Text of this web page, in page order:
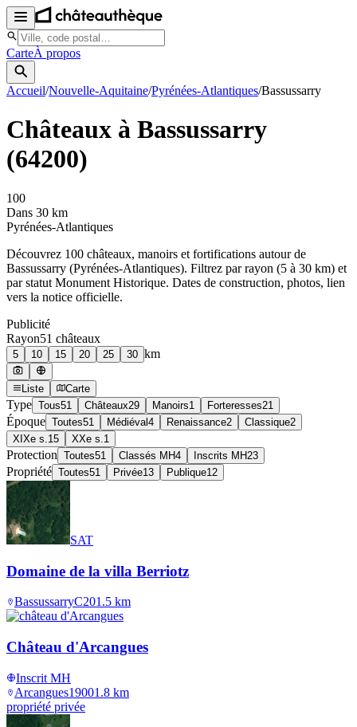
CarteÀ propos
Accueil/Nouvelle-Aquitaine/Pyrénées-Atlantiques/Bassussarry
Châteaux à Bassussarry
(64200)
100
Dans 30 km
Pyrénées-Atlantiques
Découvrez 100 châteaux, manoirs et fortifications autour de
Bassussarry (Pyrénées-Atlantiques). Filtrez par rayon (5 à 30 km) et
par statut Monument Historique. Dates de construction, photos, lien
vers la notice officielle.
Publicité
Rayon51 châteaux
5 10 15 20 25 30 km
Liste Carte
Type Tous51 Châteaux29 Manoirs1 Forteresses21
Époque Toutes51 Médiéval 4 Renaissance2 Classique2
XIXe s. 15 XXe s. 1
Protection Toutes51 Classés MH4 Inscrits MH23
Propriété Toutes51 Privée13 Publique12
SAT
Domaine de la villa Berriotz
BassussarryC201.5 km
Château d'Arcangues
Inscrit MH
Arcangues19001.8 km
propriété privée